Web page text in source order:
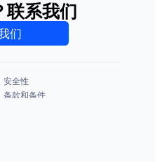
联系我们
们
安全性
条款和条件